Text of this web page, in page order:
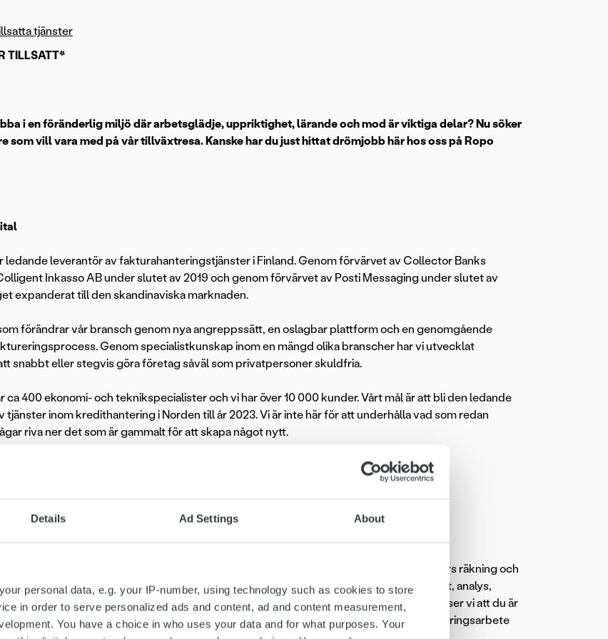
Details Ad Settings About
personal data, e.g. your IP-number, using technology such as cookies to store
in order to serve personalized ads and content, ad and content measurement,
You have a choice in who uses your data and for what purposes. Your
tjänster
TILLSATT*
i en föränderlig miljö där arbetsglädje, uppriktighet, lärande och mod är viktiga delar? Nu söker
som vill vara med på vår tillväxtresa. Kanske har du just hittat drömjobb här hos oss på Ropo
ledande leverantör av fakturahanteringstjänster i Finland. Genom förvärvet av Collector Banks
Inkasso AB under slutet av 2019 och genom förvärvet av Posti Messaging under slutet av
expanderat till den skandinaviska marknaden.
förändrar vår bransch genom nya angreppssätt, en oslagbar plattform och en genomgående
Genom specialistkunskap inom en mängd olika branscher har vi utvecklat
snabbt eller stegvis göra företag såväl som privatpersoner skuldfria.
ca 400 ekonomi- och teknikspecialister och vi har över 10 000 kunder. Vårt mål är att bli den ledande
tjänster inom kredithantering i Norden till år 2023. Vi är inte här för att underhålla vad som redan
riva ner det som är gammalt för att skapa något nytt.
sitt huvudkontor i Kuopio, Finland och totalt sex kontor i Finland, Sverige och Norge
ansvarar du för att säkerställa den mest effektiva inkasseringen för våra kunders räkning och
och förtroendefull relation. Din roll som rådgivare innefattar bland annat kundkontakt, analys,
åtgärder, kontakt med myndigheter samt administrativt arbete. För att trivas i rollen ser vi att du är
som drivs av gemensamma mål och har förmågan att se helheten och ser förbättringsarbete